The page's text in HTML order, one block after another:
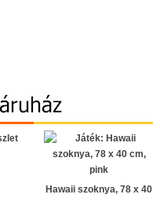
Hawaii szoknya, 78 x 40